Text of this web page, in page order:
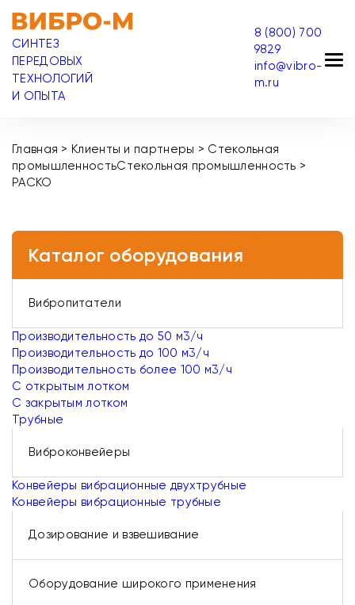
СИНТЕЗ
ПЕРЕДОВЫХ
ТЕХНОЛОГИЙ
И ОПЫТА
8 (800) 700
9829
info@vibro-
m.ru
Главная > Клиенты и партнеры > Стекольная
промышленностьСтекольная промышленность >
РАСКО
Каталог оборудования
Вибропитатели
Производительность до 50 м3/ч
Производительность до 100 м3/ч
Производительность более 100 м3/ч
С открытым лотком
С закрытым лотком
Трубные
Виброконвейеры
Конвейеры вибрационные двухтрубные
Конвейеры вибрационные трубные
Дозирование и взвешивание
Оборудование широкого применения